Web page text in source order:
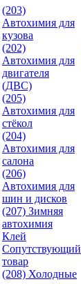
(203)
Автохимия для
кузова
(202)
Автохимия для
двигателя
(ДВС)
(205)
Автохимия для
стёкол
(204)
Автохимия для
салона
(206)
Автохимия для
шин и дисков
(207) Зимняя
автохимия
Клей
Сопутствующий
товар
(208) Холодные